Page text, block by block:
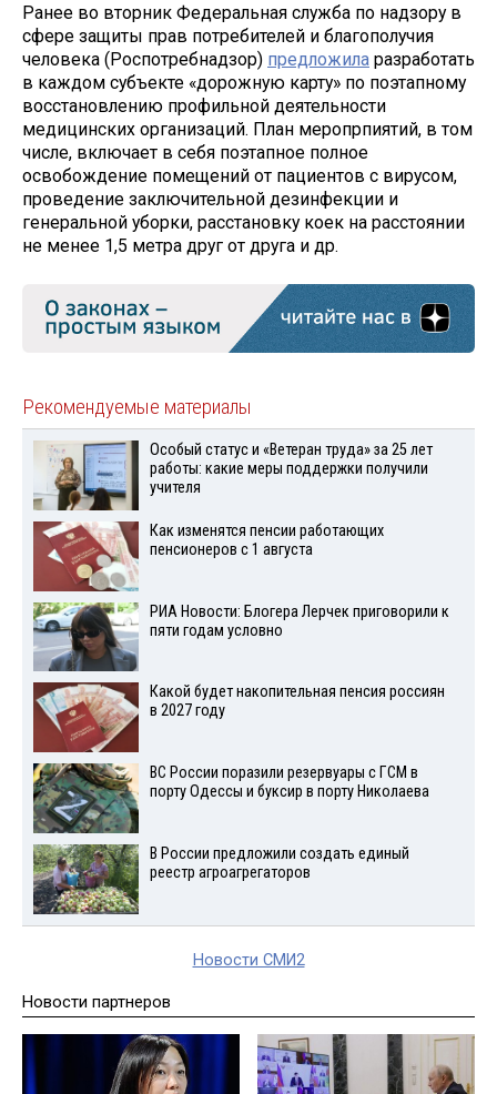
Ранее во вторник Федеральная служба по надзору в
сфере защиты прав потребителей и благополучия
человека (Роспотребнадзор) предложила разработать
в каждом субъекте «дорожную карту» по поэтапному
восстановлению профильной деятельности
медицинских организаций. План меропрпиятий, в том
числе, включает в себя поэтапное полное
освобождение помещений от пациентов с вирусом,
проведение заключительной дезинфекции и
генеральной уборки, расстановку коек на расстоянии
не менее 1,5 метра друг от друга и др.
Рекомендуемые материалы
Особый статус и «Ветеран труда» за 25 лет
работы: какие меры поддержки получили
учителя
Как изменятся пенсии работающих
пенсионеров с 1 августа
РИА Новости: Блогера Лерчек приговорили к
пяти годам условно
Какой будет накопительная пенсия россиян
в 2027 году
ВС России поразили резервуары с ГСМ в
порту Одессы и буксир в порту Николаева
В России предложили создать единый
реестр агроагрегаторов
Новости СМИ2
Новости партнеров